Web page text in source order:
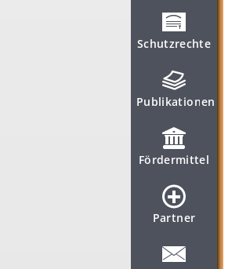
Schutzrechte
Publikationen
Fördermittel
Partner